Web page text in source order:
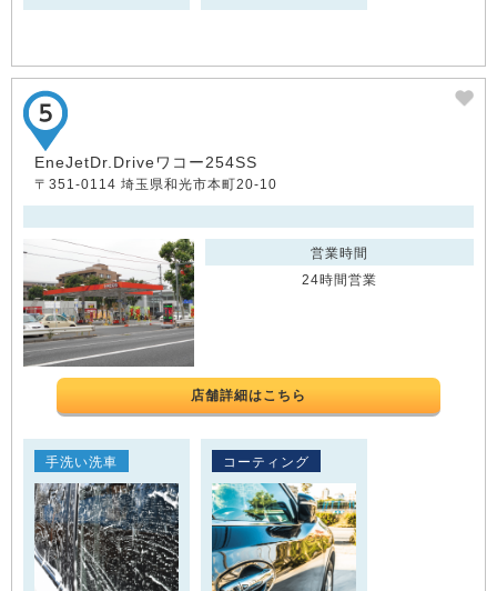
EneJetDr.Driveワコー254SS
〒351-0114 埼玉県和光市本町20-10
営業時間
24時間営業
店舗詳細はこちら
手洗い洗車 コーティング